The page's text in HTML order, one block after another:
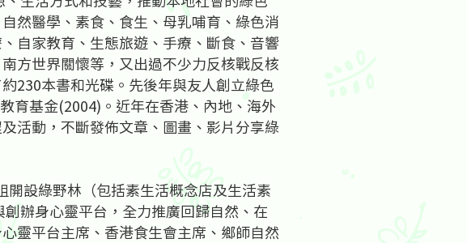
然醫學、素食、食生、母乳哺育、綠色消
自家教育、生態旅遊、手療、斷食、音響
方世界關懷等，又出過不少力反核戰反核
230本書和光碟。先後年與友人創立綠色
育基金(2004)。近年在香港、內地、海外
活動，不斷發佈文章、圖畫、影片分享綠
設綠野林（包括素生活概念店及生活素
辦身心靈平台，全力推廣回歸自然、在
靈平台主席、香港食生會主席、鄉師自然